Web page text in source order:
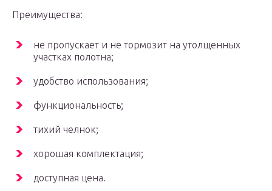
Преимущества:
не пропускает и не тормозит на утолщенных
участках полотна;
удобство использования;
функциональность;
тихий челнок;
хорошая комплектация;
доступная цена.